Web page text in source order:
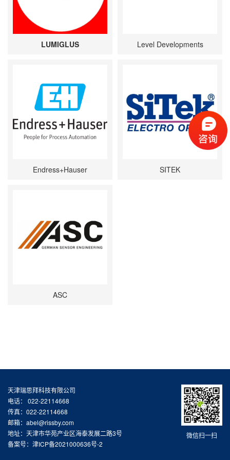
LUMIGLUS Level Developments
Endress+Hauser SITEK
ASC
微信扫一扫
天津瑞思拜科技有限公司
电话： 022-22114668
传真：022-22114668
邮箱：abel@rissby.com
地址：天津市华苑产业区海泰发展二路3号
备案号：津ICP备2021000636号-2